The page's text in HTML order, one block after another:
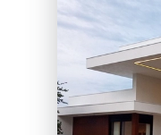
Espaço de
Amplo salão
espaço para
lareira,
musculação,